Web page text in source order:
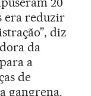
era reduzir
diz
da
a
de
gangrena.